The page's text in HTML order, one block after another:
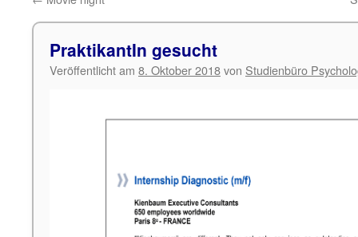
PraktikantIn gesucht
Veröffentlicht am 8. Oktober 2018von Studienbüro